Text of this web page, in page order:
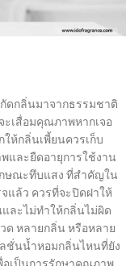
ดกลิ่นมาจากธรรมชาติ
เสื่อมคุณภาพหากเจอ
ห้กลิ่นเพี้ยนควรเก็บ
และยืดอายุการใช้งาน
ษณะทึบแสง ที่สำคัญใน
แล้ว ควรที่จะปิดฝาให้
ละไม่ทำให้กลิ่นไม่ผิด
ด หลายกลิ่น หรือหลาย
ชั่นน้ำหอมกลิ่นไหนที่ยัง